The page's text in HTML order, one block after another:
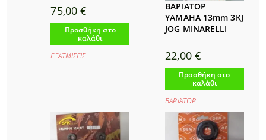
75,00€
Προσθήκη στο
καλάθι
ΕΞΑΤΜΙΣΕΙΣ
ΒΑΡΙΑΤΟΡ
YAMAHA 13mm 3KJ
JOG MINARELLI
22,00 €
Προσθήκη στο
καλάθι
ΒΑΡΙΆΤΟΡ